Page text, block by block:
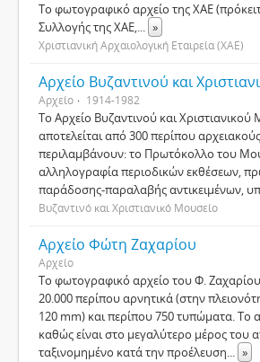
Το φωτογραφικό αρχείο της ΧΑΕ
Συλλογής της ΧΑΕ,... »
Χριστιανική Αρχαιολογική Εταιρεία (ΧΑΕ)
Αρχείο 1914-1982
Το Αρχείο Βυζαντινού και
αποτελείται από 300 περίπου
περιλαμβάνουν: το Πρωτόκολλο του
αλληλογραφία περιοδικών εκθέσεων,
παράδοσης-παραλαβής αντικειμένων,
Βυζαντινό και Χριστιανικό Μουσείο
Αρχείο Φώτη Ζαχαρίου
Αρχείο
Το φωτογραφικό αρχείο του Φ. Ζαχαρίου
20.000 περίπου αρνητικά (στην
120 mm) και περίπου 750 τυπώματα. Το
καθώς είναι στο μεγαλύτερο μέρος του
ταξινομημένο κατά την προέλευση... »